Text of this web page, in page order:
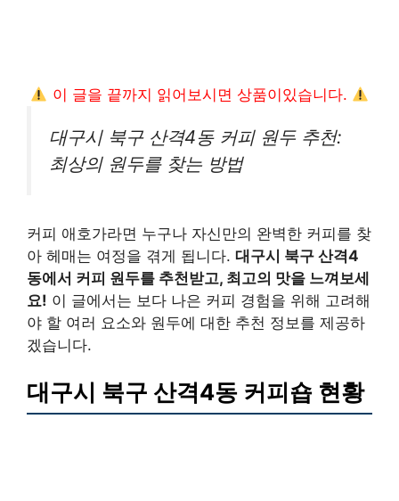
이 글을 끝까지 읽어보시면 상품이있습니다.
대구시 북구 산격4동 커피 원두 추천:
최상의 원두를 찾는 방법
커피 애호가라면 누구나 자신만의 완벽한 커피를 찾
아 헤매는 여정을 겪게 됩니다. 대구시 북구 산격4
동에서 커피 원두를 추천받고, 최고의 맛을 느껴보세
요! 이 글에서는 보다 나은 커피 경험을 위해 고려해
야 할 여러 요소와 원두에 대한 추천 정보를 제공하
겠습니다.
대구시 북구 산격4동 커피숍 현황